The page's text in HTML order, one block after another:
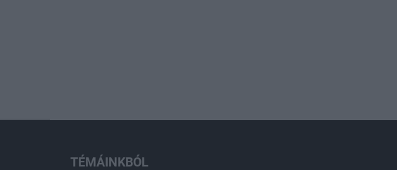
TÉMÁINKBÓL